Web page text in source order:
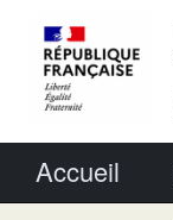
Accueil